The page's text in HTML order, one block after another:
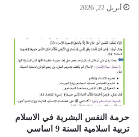
أبريل 22, 2026
حرمة النفس البشرية في الاسلام
تربية اسلامية السنة 9 اساسي